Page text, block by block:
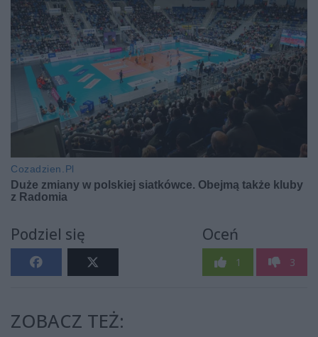
Podziel się Oceń
1 3
ZOBACZ TEŻ: